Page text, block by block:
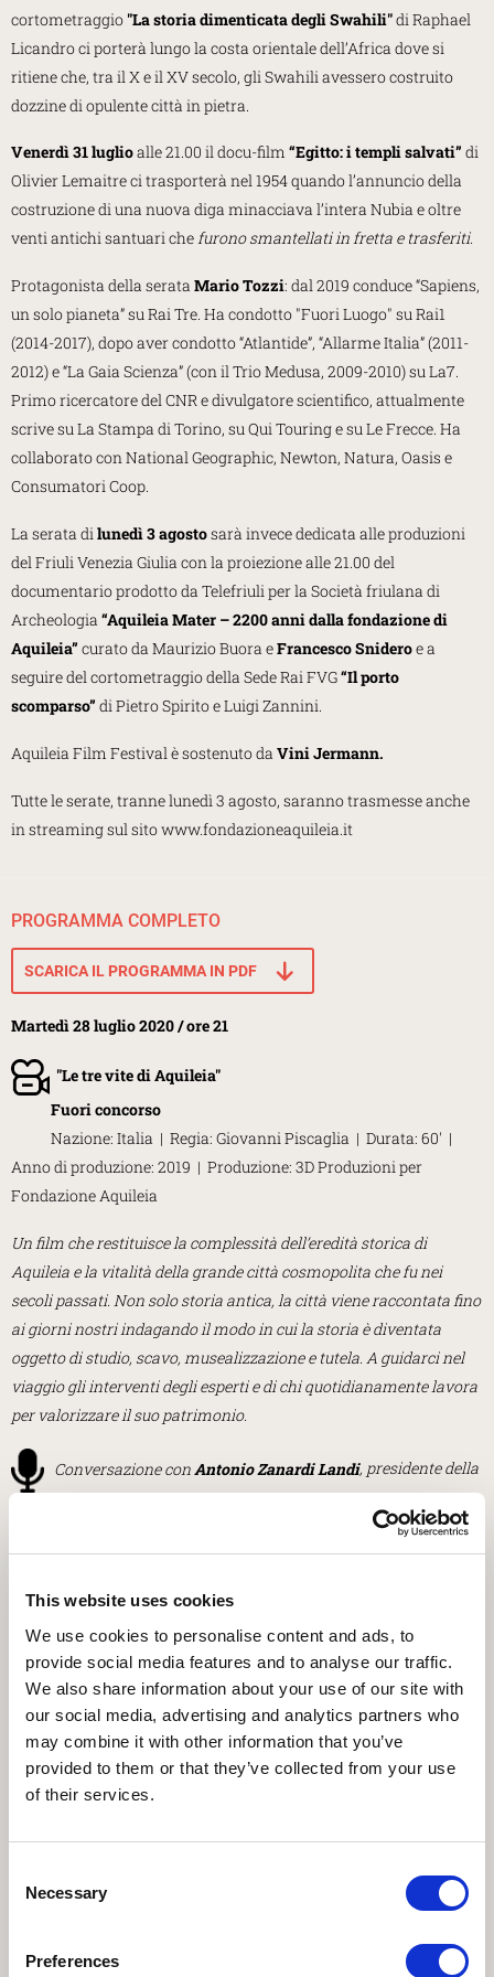
This website uses cookies
We use cookies to personalise content and ads, to
provide social media features and to analyse our traffic.
We also share information about your use of our site with
our social media, advertising and analytics partners who
may combine it with other information that you’ve
provided to them or that they’ve collected from your use
of their services.
Selection
Necessary
Preferences
cortometraggio "La storia dimenticata degli Swahili"di Raphael
Licandro ci porterà lungo la costa orientale dell’Africa dove si
ritiene che, tra il X e il XV secolo, gli Swahili avessero costruito
dozzine di opulente città in pietra.
Venerdì 31 luglioalle 21.00 il docu-film “Egitto: i templi salvati” di
Olivier Lemaitre ci trasporterà nel 1954 quando l’annuncio della
costruzione di una nuova diga minacciava l’intera Nubia e oltre
venti antichi santuari chefurono smantellati in fretta e trasferiti.
Protagonista della serataMario Tozzi: dal 2019 conduce “Sapiens,
un solo pianeta” su Rai Tre. Ha condotto "Fuori Luogo" su Rai1
(2014-2017), dopo aver condotto “Atlantide”, “Allarme Italia” (2011-
2012) e “La Gaia Scienza” (con il Trio Medusa, 2009-2010) su La7.
Primo ricercatore del CNR e divulgatore scientifico, attualmente
scrive su La Stampa di Torino, su Qui Touring e su Le Frecce. Ha
collaborato con National Geographic, Newton, Natura, Oasis e
Consumatori Coop.
La serata dilunedì 3 agostosarà invece dedicata alle produzioni
del Friuli Venezia Giulia con la proiezione alle 21.00 del
documentario prodotto da Telefriuli per la Società friulana di
Archeologia“Aquileia Mater – 2200 anni dalla fondazione di
Aquileia” curato da Maurizio Buora eFrancesco Snideroe a
seguire del cortometraggio della Sede Rai FVG“Il porto
scomparso” di Pietro Spirito e Luigi Zannini.
Aquileia Film Festival è sostenuto da Vini Jermann.
Tutte le serate, tranne lunedì 3 agosto, saranno trasmesse anche
in streaming sul sito www.fondazioneaquileia.it
PROGRAMMA COMPLETO
SCARICA IL PROGRAMMA IN PDF
Martedì 28 luglio 2020 /ore 21
"Le tre vite di Aquileia"
Fuori concorso
Nazione: Italia | Regia: Giovanni Piscaglia | Durata: 60' |
Anno di produzione: 2019 | Produzione: 3D Produzioni per
Fondazione Aquileia
Un film che restituisce la complessità dell’eredità storica di
Aquileia e la vitalità della grande città cosmopolita che fu nei
secoli passati. Non solo storia anti­ca, la città viene raccontata fino
ai giorni nostri indagando il modo in cui la storia è diventata
oggetto di studio, scavo, musealizzazione e tutela. A guidarci nel
viaggio gli interventi degli esperti e di chi quotidianamente lavora
per valorizzare il suo patrimonio.
Conversazione conAntonio Zanardi Landi, presidente della
, direttrice del Museo
Mercoledì 29 luglio 2020 / ore 21
"Pompei, dopo il disastro"
Nazione: Italia, Germania | Regia: Sabine Bier | Durata: 52’ |
Anno di produzione: 2019 | Produzione: Massimo My |
Consulenza scientifica: Ersilia D'Ambrosio
Per la prima volta un documentario racconta gli avvenimenti
immediatamente successivi all’eruzione del Vesuvio del 79 d.C., un
intervento di protezione civile voluto e sostenuto dall’imperatore
rilanciare le attività, la produzione e il commercio, la vita.